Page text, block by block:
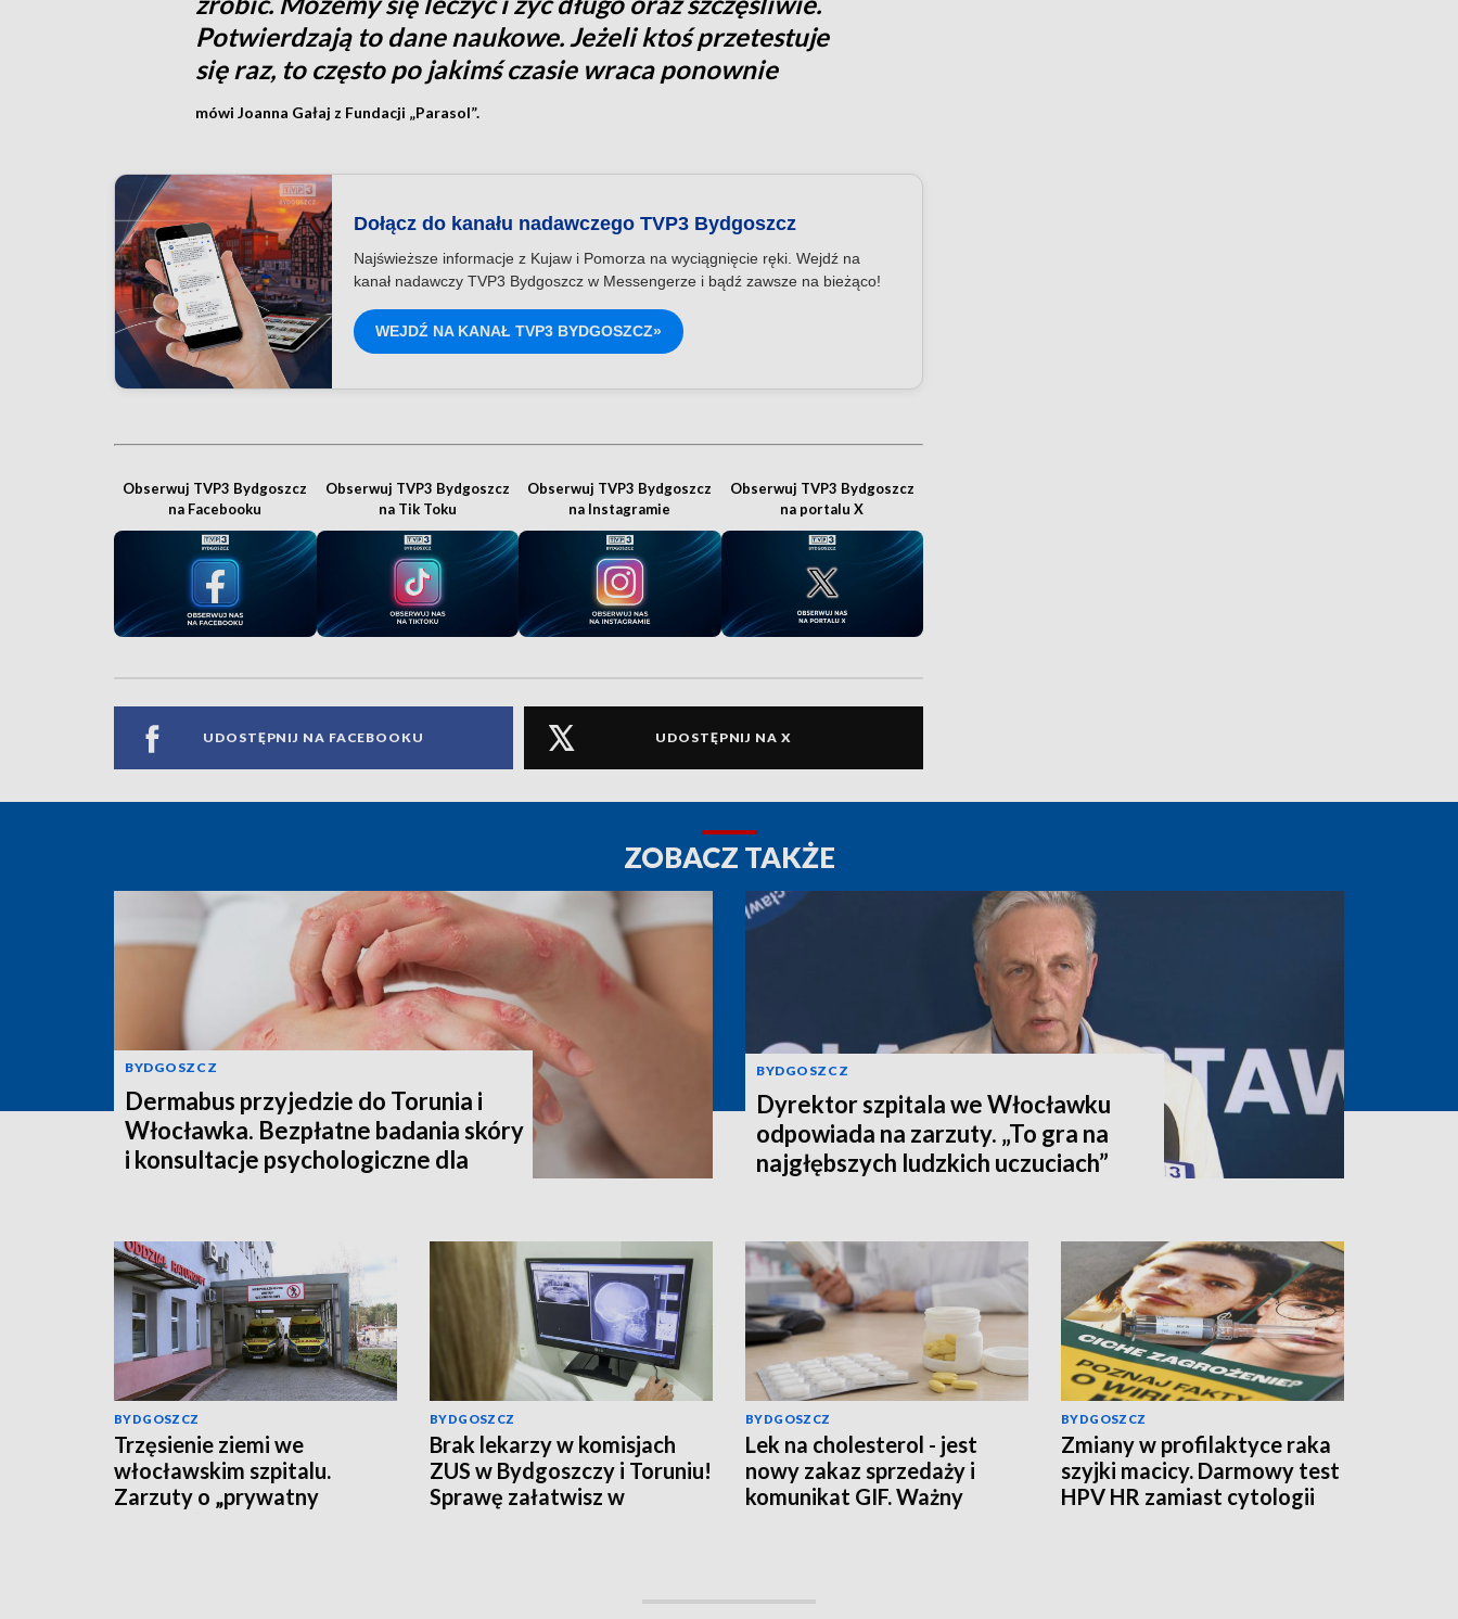
Potwierdzają to dane naukowe. Jeżeli ktoś przetestuje
się raz, to często po jakimś czasie wraca ponownie
mówi Joanna Gałaj z Fundacji „Parasol”.
Dołącz do kanału nadawczego TVP3 Bydgoszcz
Najświeższe informacje z Kujaw i Pomorza na wyciągnięcie ręki. Wejdź na
kanał nadawczy TVP3 Bydgoszcz w Messengerze i bądź zawsze na bieżąco!
WEJDŹ NA KANAŁ TVP3 BYDGOSZCZ»
Obserwuj TVP3 Bydgoszcz
na Facebooku
Obserwuj TVP3 Bydgoszcz
na Tik Toku
Obserwuj TVP3 Bydgoszcz
na Instagramie
Obserwuj TVP3 Bydgoszcz
na portalu X
UDOSTĘPNIJ NA FACEBOOKU UDOSTĘPNIJ NA X
ZOBACZ TAKŻE
BYDGOSZCZ
Dermabus przyjedzie do Torunia i
Włocławka. Bezpłatne badania skóry
i konsultacje psychologiczne dla
BYDGOSZCZ
Dyrektor szpitala we Włocławku
odpowiada na zarzuty. „To gra na
najgłębszych ludzkich uczuciach”
BYDGOSZCZ
Trzęsienie ziemi we
włocławskim szpitalu.
Zarzuty o „prywatny
BYDGOSZCZ
Brak lekarzy w komisjach
ZUS w Bydgoszczy i Toruniu!
Sprawę załatwisz w
BYDGOSZCZ
Lek na cholesterol - jest
nowy zakaz sprzedaży i
komunikat GIF. Ważny
BYDGOSZCZ
Zmiany w profilaktyce raka
szyjki macicy. Darmowy test
HPV HR zamiast cytologii